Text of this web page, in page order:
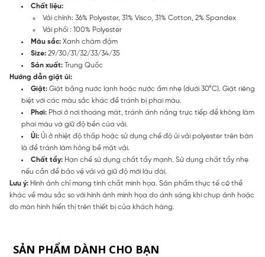
Chất liệu:
Vải chính: 36% Polyester, 31% Visco, 31% Cotton, 2% Spandex
Vải phối : 100% Polyester
Màu sắc: Xanh chàm đậm
Size: 29/30/31/32/33/34/35
Sản xuất: Trung Quốc
Hướng dẫn giặt ủi:
Giặt: Giặt bằng nước lạnh hoặc nước ấm nhẹ (dưới 30°C). Giặt riêng
biệt với các màu sắc khác để tránh bị phai màu.
Phơi: Phơi ở nơi thoáng mát, tránh ánh nắng trực tiếp để không làm
phai màu và giữ độ bền của vải.
Ủi: Ủi ở nhiệt độ thấp hoặc sử dụng chế độ ủi vải polyester trên bàn
là để tránh làm hỏng bề mặt vải.
Chất tẩy: Hạn chế sử dụng chất tẩy mạnh. Sử dụng chất tẩy nhẹ
nếu cần để bảo vệ vải và giữ độ mới lâu dài.
Lưu ý: Hình ảnh chỉ mang tính chất minh họa. Sản phẩm thực tế có thể
khác về màu sắc so với hình ảnh minh họa do ánh sáng khi chụp ảnh hoặc
do màn hình hiển thị trên thiết bị của khách hàng.
SẢN PHẨM DÀNH CHO BẠN